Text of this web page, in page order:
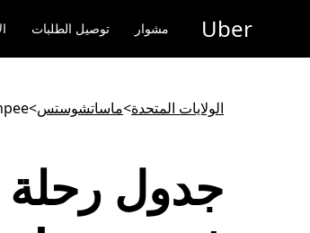
المحتوى
Uber مشوار توصيل الطلبات
الولايات المتحدة>ماساتشوستس>
جدول رحلة